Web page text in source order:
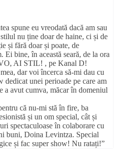
spune eu vreodată dacă am sau
nu ține doar de haine, ci și de
și fără doar și poate, de
Ei bine, în această seară, de la ora
AI STIL! , pe Kanal D!
dar voi încerca să-mi dau cu
dedicat unei perioade pe care am
a avut cumva, măcar în domeniul
că nu-mi stă în fire, ba
și un om special, cât și
spectaculoase în colaborare cu
buni, Doina Levintza. Special
și fac super show! Nu ratați!”